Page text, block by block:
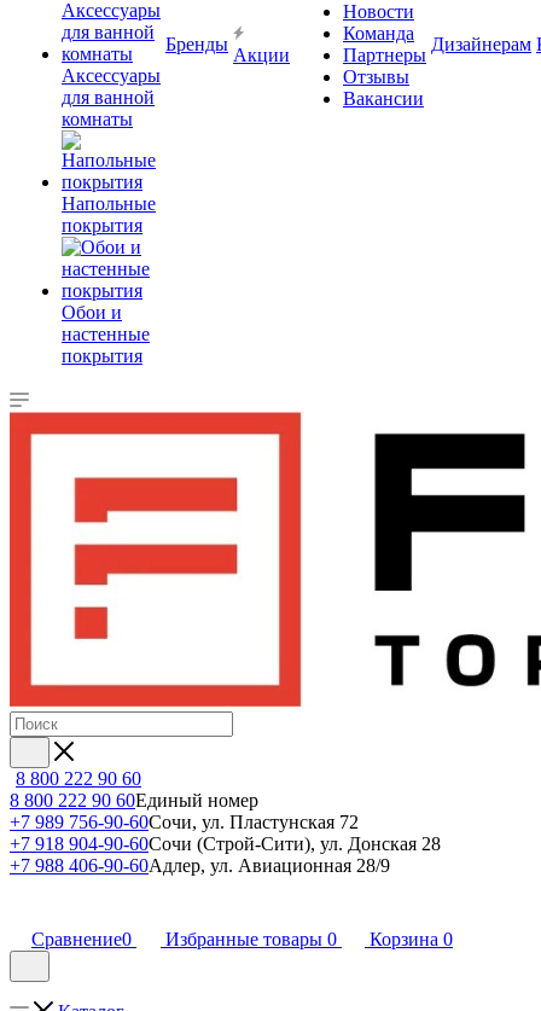
Аксессуары
для ванной
комнаты
Напольные
покрытия
Обои и
настенные
покрытия
Бренды
Акции
Новости
Команда
Партнеры
Отзывы
Вакансии
Дизайнерам
8 800 222 90 60
8 800 222 90 60Единый номер
+7 989 756-90-60Сочи, ул. Пластунская 72
+7 918 904-90-60Сочи (Строй-Сити), ул. Донская 28
+7 988 406-90-60Адлер, ул. Авиационная 28/9
Сравнение0 Избранные товары 0 Корзина 0